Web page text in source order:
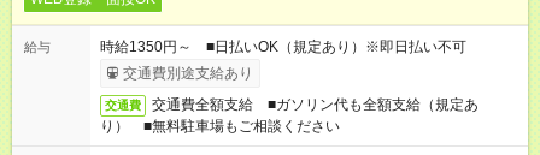
給与
時給1350円～ ■日払いOK（規定あり）※即日払い不可
交通費別途支給あり
交通費
交通費全額支給 ■ガソリン代も全額支給（規定あ
り） ■無料駐車場もご相談ください